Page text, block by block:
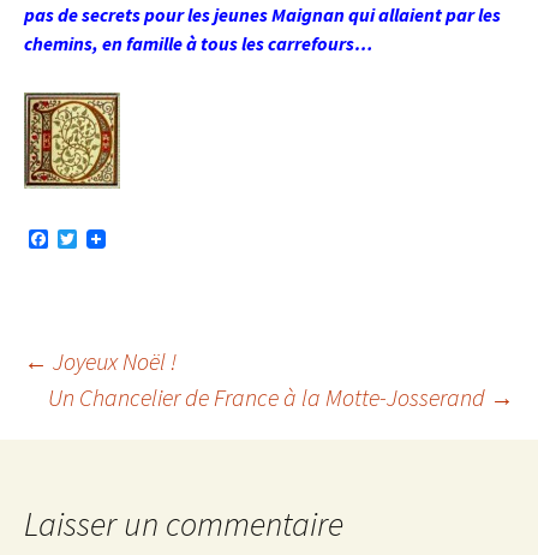
pas de secrets pour les jeunes Maignan qui allaient par les
chemins, en famille à tous les carrefours…
k
T
r
Navigation
des
articles
← Joyeux Noël !
Un Chancelier de France à la Motte-Josserand →
Laisser un commentaire